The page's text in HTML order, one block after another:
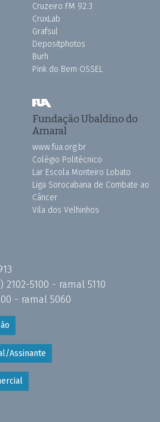
Cruzeiro FM 92.3
CruxLab
Grafsul
Depositphotos
Burh
Pink do Bem OSSEL
Fundação Ubaldino do
Amaral
www.fua.org.br
Colégio Politécnico
Lar Escola Monteiro Lobato
Liga Sorocabana de Combate ao
Câncer
Vila dos Velhinhos
2102-5100 - ramal 5110
- ramal 5060
Assinante